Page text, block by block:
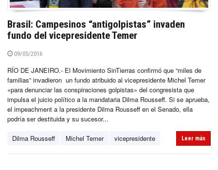
Brasil: Campesinos “antigolpistas” invaden
fundo del vicepresidente Temer
09/05/2016
RÍO DE JANEIRO.- El Movimiento SinTierras confirmó que “miles de
familias” invadieron un fundo atribuido al vicepresidente Michel Temer
«para denunciar las conspiraciones golpistas» del congresista que
impulsa el juicio político a la mandataria Dilma Rousseff. Si se aprueba,
el impeachment a la presidente Dilma Rousseff en el Senado, ella
podría ser destituida y su sucesor...
Dilma Rousseff Michel Temer vicepresidente Leer más